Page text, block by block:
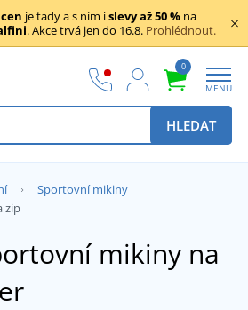
je tady a s ním islevy až 50 % na
. Akce trvá jen do 16.8. Prohlédnout.
0
MENU
HLEDAT
Sportovní mikiny
zip
mikiny na